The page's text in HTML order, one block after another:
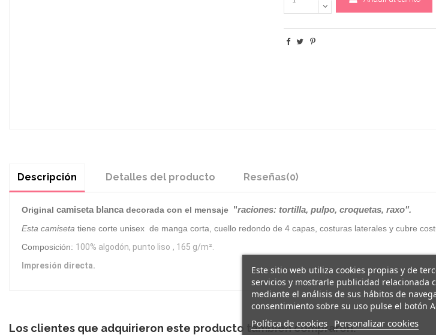
Descripción Detalles del producto Reseñas(0)
Original camiseta blancadecorada con el mensaje "raciones: tortilla, pulpo, croquetas, raxo".
Esta camiseta tiene corte unisex de manga corta, cuello redondo de 4 capas, costuras laterales y cubre
Composición: 100% algodón, punto liso , 165 g/m².
Impresión directa.
Los clientes que adquirieron este producto también compraron:
Este sitio web utiliza cookies propias y de
servicios y mostrarle publicidad relacionada
mediante el análisis de sus hábitos de
consentimiento sobre su uso pulse el botón
Política de cookies Personalizar cookies